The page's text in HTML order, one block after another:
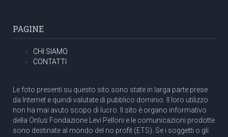
PAGINE
CHI SIAMO
CONTATTI
Le foto presenti su questo sito sono state in larga parte prese
da Internet e quindi valutate di pubblico dominio. Il loro utilizzo
non ha mai avuto scopo di lucro. Il sito è organo informativo
della Onlus Fondazione Levi Pelloni e le comunicazioni prodotte
sono destinate al mondo del no profit (ETS). Se i soggetti o gli